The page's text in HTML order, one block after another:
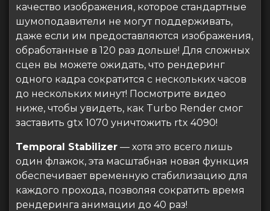
качество изображения, которое стандартные
шумоподавители не могут поддерживать,
даже если им предоставляются изображения,
обработанные в 120 раз дольше! Для сложных
сцен вы можете ожидать, что рендеринг
одного кадра сократится с нескольких часов
до нескольких минут! Посмотрите видео
ниже, чтобы увидеть, как Turbo Render смог
заставить gtx 1070 уничтожить rtx 4090!
Temporal Stabilizer — хотя это всего лишь
один флажок, эта масштабная новая функция
обеспечивает временную стабилизацию для
каждого прохода, позволяя сократить время
рендеринга анимации до 40 раз!